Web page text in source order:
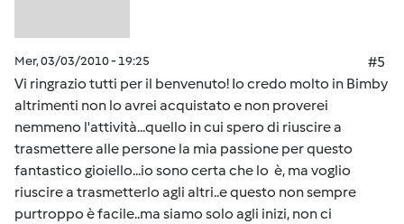
Mer, 03/03/2010 - 19:25
#5
Vi ringrazio tutti per il benvenuto! Io credo molto in Bimby
altrimenti non lo avrei acquistato e non proverei
nemmeno l'attività...quello in cui spero di riuscire a
trasmettere alle persone la mia passione per questo
fantastico gioiello...io sono certa che lo è, ma voglio
riuscire a trasmetterlo agli altri..e questo non sempre
purtroppo è facile..ma siamo solo agli inizi, non ci